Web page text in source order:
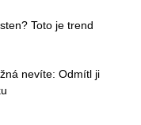
Toto je trend
nevíte: Odmítl ji